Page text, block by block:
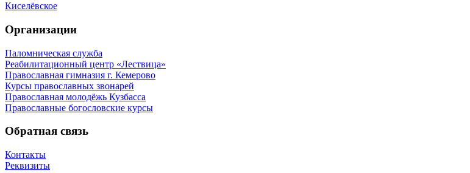
Киселёвское
Организации
Паломническая служба
Реабилитационный центр «Лествица»
Православная гимназия г. Кемерово
Курсы православных звонарей
Православная молодёжь Кузбасса
Православные богословские курсы
Обратная связь
Контакты
Реквизиты